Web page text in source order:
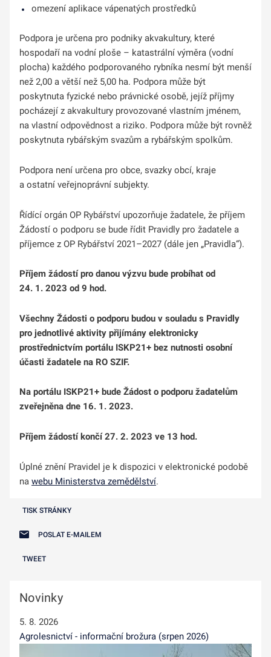
omezení aplikace vápenatých prostředků
Podpora je určena pro podniky akvakultury, které
hospodaří na vodní ploše – katastrální výměra (vodní
plocha) každého podporovaného rybníka nesmí být menší
než 2,00 a větší než 5,00 ha. Podpora může být
poskytnuta fyzické nebo právnické osobě, jejíž příjmy
pocházejí z akvakultury provozované vlastním jménem,
na vlastní odpovědnost a riziko. Podpora může být rovněž
poskytnuta rybářským svazům a rybářským spolkům.
Podpora není určena pro obce, svazky obcí, kraje
a ostatní veřejnoprávní subjekty.
Řídící orgán OP Rybářství upozorňuje žadatele, že příjem
Žádostí o podporu se bude řídit Pravidly pro žadatele a
příjemce z OP Rybářství 2021–2027 (dále jen „Pravidla“).
Příjem žádostí pro danou výzvu bude probíhat od
24. 1. 2023 od 9 hod.
Všechny Žádosti o podporu budou v souladu s Pravidly
pro jednotlivé aktivity přijímány elektronicky
prostřednictvím portálu ISKP21+ bez nutnosti osobní
účasti žadatele na RO SZIF.
Na portálu ISKP21+ bude Žádost o podporu žadatelům
zveřejněna dne 16. 1. 2023.
Příjem žádostí končí 27. 2. 2023 ve 13 hod.
Úplné znění Pravidel je k dispozici v elektronické podobě
na webu Ministerstva zemědělství.
TISK STRÁNKY
POSLAT E-MAILEM
TWEET
Novinky
5. 8. 2026
Agrolesnictví - informační brožura (srpen 2026)